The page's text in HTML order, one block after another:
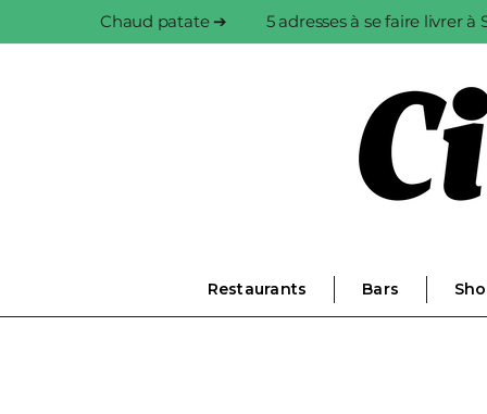
Chaud patate ➔ 5 adresses à se faire livrer
Restaurants Bars